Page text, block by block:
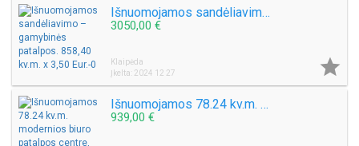
Išnuomojamos sandėliavimo – gamybinės patalpos. 858,40 kv.m. x 3,50 Eur.
3050,00 €
Klaipėda
Įkelta: 2024 12 27

Išnuomojamos 78.24 kv.m. modernios biuro patalpos centre, Danės g.
939,00 €